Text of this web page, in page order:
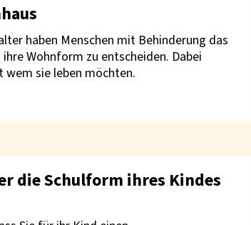
haben Menschen mit Behinderung das
Wohnform zu entscheiden. Dabei
sie leben möchten.
die Schulform ihres Kindes